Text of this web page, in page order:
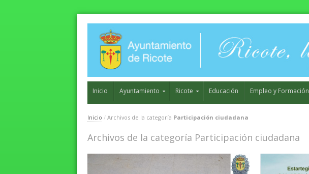
Inicio Ayuntamiento Ricote Educación Empleo y Formación
Inicio / Archivos de la categoría Participación ciudadana
Archivos de la categoría Participación ciudadana